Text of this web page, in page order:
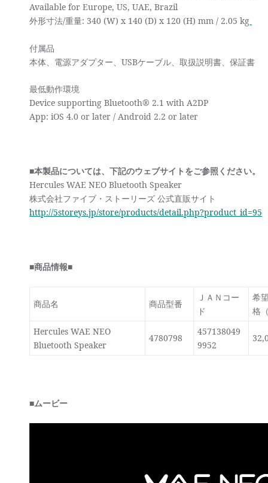
Available for Europe, US, UAE, Brazil
外形寸法/重量: 340 (W) x 140 (D) x 120 (H) mm / 2.05 kg
付属品
本体、電源アダプター、USBケーブル、取扱説明書、保証書
最低動作環境
Device supporting Bluetooth® 2.1 with A2DP
App: iOS 4.0 or later / Android 2.2 or later
■本製品については、下記のウェブサイトをご参照ください。
Hercules WAE NEO Bluetooth Speaker
株式会社ファイブ・ストーリーズ 公式直販サイト
http://5storeys.jp/store/products/detail.php?product_id=95
■商品情報■
商品名 商品型番
ＪＡＮコー
ド
希
格
Hercules WAE NEO
Bluetooth Speaker
4780798
457138049
9952
■ムービー